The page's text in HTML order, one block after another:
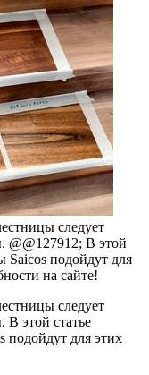
следует
@@127912; В этой
Saicos подойдут для
на сайте!
следует
В этой статье
подойдут для этих